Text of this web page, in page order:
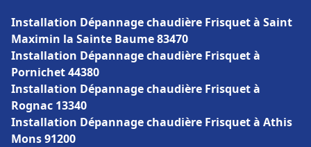
Installation Dépannage chaudière Frisquet à Saint
Maximin la Sainte Baume 83470
Installation Dépannage chaudière Frisquet à
Pornichet 44380
Installation Dépannage chaudière Frisquet à
Rognac 13340
Installation Dépannage chaudière Frisquet à Athis
Mons 91200